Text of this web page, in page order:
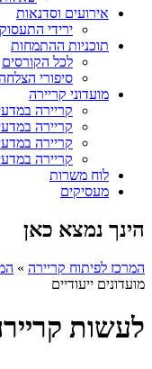
אירועים וסדנאות
ירידי
תוכניות ההתמחות
לכל הקורסים
סיפורי
מועדוני קריירה
קריירה
קריירה
קריירה
קריירה
לוח משרות
מעסיקים
הינך נמצא כאן
המרכז לפיתוח קריירה »
מועדונים ייעודיים
לעשות